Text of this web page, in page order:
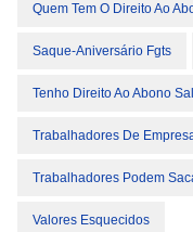
Quem Tem O Direito Ao
Saque-Aniversário Fgts
Tenho Direito Ao Abono
Trabalhadores De
Trabalhadores Podem
Valores Esquecidos